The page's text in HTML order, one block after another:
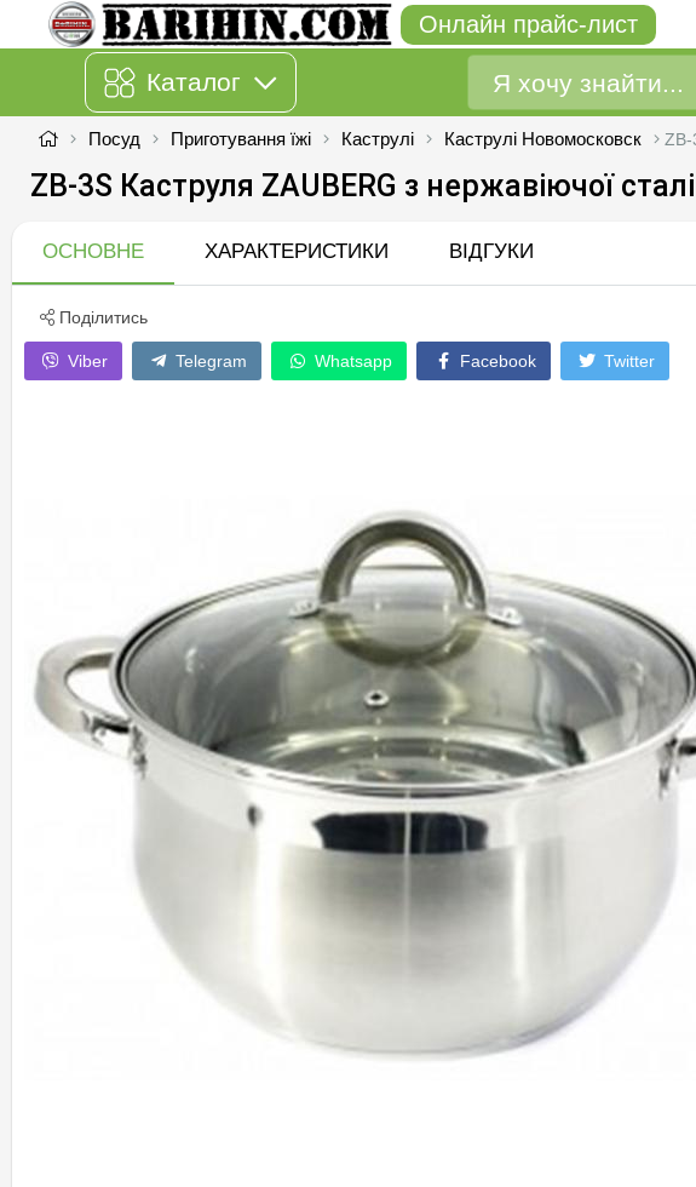
Онлайн прайс-лист
Каталог
Посуд Приготування їжі Каструлі Каструлі Новомосковск ZB-
ZB-3S Каструля ZAUBERG з нержавіючої
ОСНОВНЕ ХАРАКТЕРИСТИКИ ВІДГУКИ
Поділитись
Viber Telegram Whatsapp Facebook Twitter